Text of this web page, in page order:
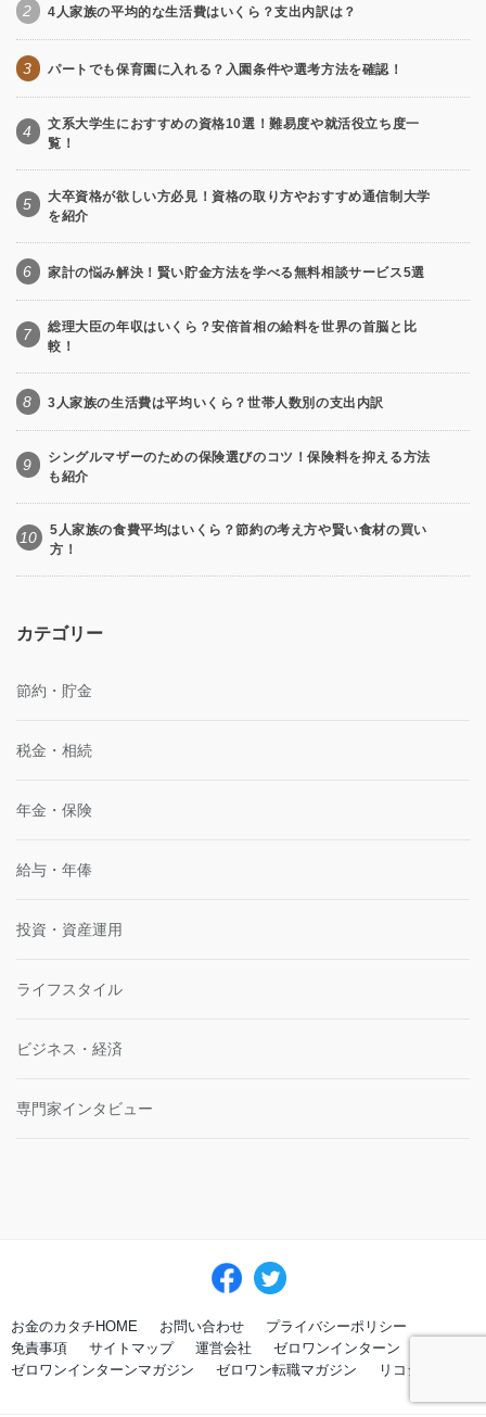
2 4人家族の平均的な生活費はいくら？支出内訳は？
3 パートでも保育園に入れる？入園条件や選考方法を確認！
4
文系大学生におすすめの資格10選！難易度や就活役立ち度一
覧！
5
大卒資格が欲しい方必見！資格の取り方やおすすめ通信制大学
を紹介
6 家計の悩み解決！賢い貯金方法を学べる無料相談サービス5選
7
総理大臣の年収はいくら？安倍首相の給料を世界の首脳と比
較！
8 3人家族の生活費は平均いくら？世帯人数別の支出内訳
9
シングルマザーのための保険選びのコツ！保険料を抑える方法
も紹介
10
5人家族の食費平均はいくら？節約の考え方や賢い食材の買い
方！
カテゴリー
節約・貯金
税金・相続
年金・保険
給与・年俸
投資・資産運用
ライフスタイル
ビジネス・経済
専門家インタビュー
お金のカタチHOME お問い合わせ
プライバシーポリシー
免責事項
サイトマップ 運営会社
ゼロワンインターン
ゼロワンインターンマガジン
ゼロワン転職マガジン リコシィ